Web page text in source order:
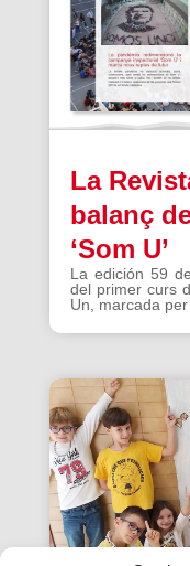
La
balanç
‘Som U’
La edición 59
del primer curs
Un, marcada